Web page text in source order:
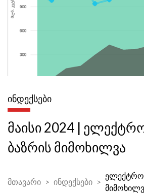
ᲘᲜᲓᲔᲥᲡᲔᲑᲘ
მაისი 2024 |
ბაზრის მიმოხილვა
მთავარი ინდექსები